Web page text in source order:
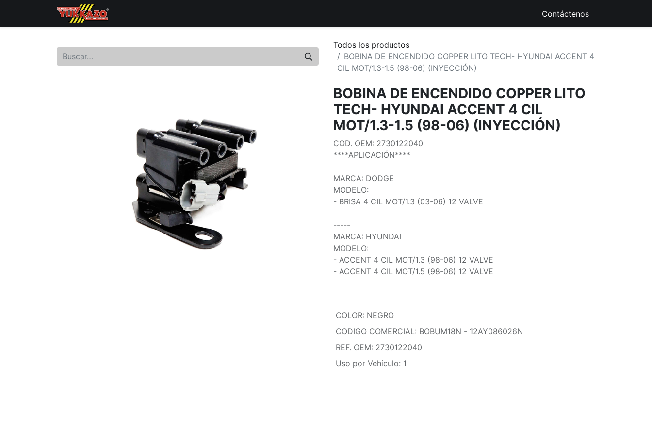
Contáctenos
Todos los productos
BOBINA DE ENCENDIDO COPPER LITO TECH- HYUNDAI ACCENT 4
CIL MOT/1.3-1.5 (98-06) (INYECCIÓN)
BOBINA DE ENCENDIDO COPPER LITO
TECH- HYUNDAI ACCENT 4 CIL
MOT/1.3-1.5 (98-06) (INYECCIÓN)
COD. OEM: 2730122040
****APLICACIÓN****
MARCA: DODGE
MODELO:
- BRISA 4 CIL MOT/1.3 (03-06) 12 VALVE
-----
MARCA: HYUNDAI
MODELO:
- ACCENT 4 CIL MOT/1.3 (98-06) 12 VALVE
- ACCENT 4 CIL MOT/1.5 (98-06) 12 VALVE
COLOR: NEGRO
CODIGO COMERCIAL: BOBUM18N - 12AY086026N
REF. OEM: 2730122040
Uso por Vehículo: 1